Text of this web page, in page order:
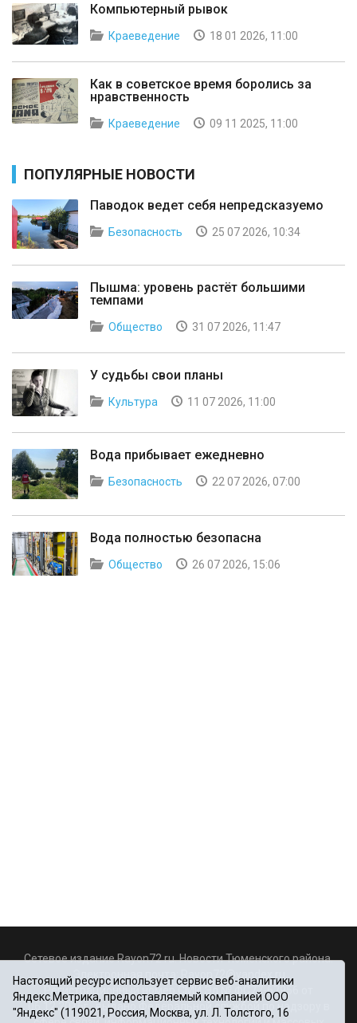
Компьютерный рывок
Краеведение 18 01 2026, 11:00
Как в советское время боролись за
нравственность
Краеведение 09 11 2025, 11:00
ПОПУЛЯРНЫЕ НОВОСТИ
Паводок ведет себя непредсказуемо
Безопасность 25 07 2026, 10:34
Пышма: уровень растёт большими
темпами
Общество 31 07 2026, 11:47
У судьбы свои планы
Культура 11 07 2026, 11:00
Вода прибывает ежедневно
Безопасность 22 07 2026, 07:00
Вода полностью безопасна
Общество 26 07 2026, 15:06
Сетевое издание Rayon72.ru. Новости Тюменского района.
Rayon72@yandex.ru
Регистрационный номер СМИ Эл № ФС77-67956 от
06.12.2016г., выдано Федеральной службой по надзору в
Настоящий ресурс использует сервис веб-аналитики
Яндекс.Метрика, предоставляемый компанией ООО
"Яндекс" (119021, Россия, Москва, ул. Л. Толстого, 16